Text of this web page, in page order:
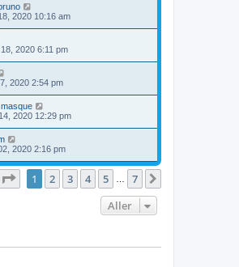
2020 10:16 am
2020 6:11 pm
2020 2:54 pm
2020 12:29 pm
2020 2:16 pm
Page sur7
1 2 3 4 5 7
Aller